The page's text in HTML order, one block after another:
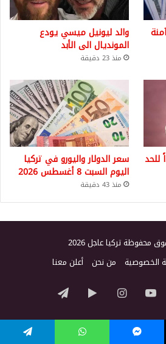
والد ليونيل ميسي يودع
المونديال الى الأبد
منذ 23 دقيقة
للحد سعر الدولار واليورو في تركيا
اليوم السبت 8 أغسطس 2026
منذ 43 دقيقة
محفوظة تركيا عاجل 2026
الخصوصية من نحن أعلن معنا
‫YouTubeانستقرام‏Google
Play
تيلقرام